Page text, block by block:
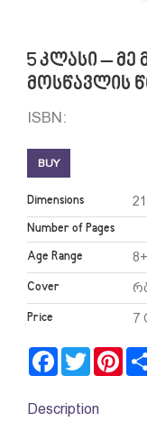
5 კლასი – მე
მოსწავლის
ISBN:
BUY
Dimensions
Number of Pages
Age Range
Cover
Price 7
Facebook
Twitter
Description